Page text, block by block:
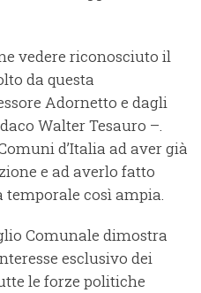
vedere riconosciuto il
da questa
Adornetto e dagli
Walter Tesauro –.
d’Italia ad aver già
e ad averlo fatto
così ampia.
Comunale dimostra
esclusivo dei
le forze politiche